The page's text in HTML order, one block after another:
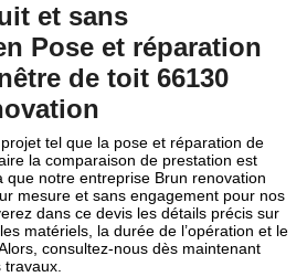
et sans
Pose et réparation
de toit 66130
tel que la pose et réparation de
la comparaison de prestation est
que notre entreprise Brun renovation
mesure et sans engagement pour nos
dans ce devis les détails précis sur
matériels, la durée de l’opération et le
consultez-nous dès maintenant